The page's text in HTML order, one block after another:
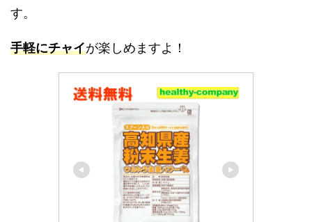
す。
手軽にチャイが楽しめますよ！